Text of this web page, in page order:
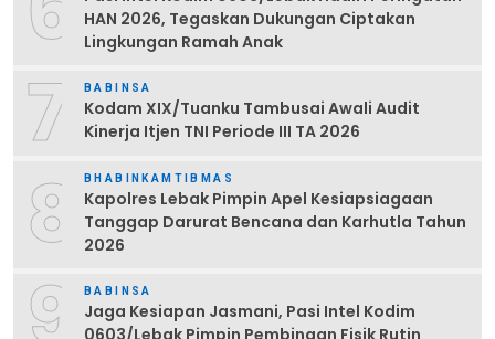
HAN 2026, Tegaskan Dukungan Ciptakan
Lingkungan Ramah Anak
7 BABINSA
Kodam XIX/Tuanku Tambusai Awali Audit
Kinerja Itjen TNI Periode III TA 2026
8 BHABINKAMTIBMAS
Kapolres Lebak Pimpin Apel Kesiapsiagaan
Tanggap Darurat Bencana dan Karhutla Tahun
2026
9 BABINSA
Jaga Kesiapan Jasmani, Pasi Intel Kodim